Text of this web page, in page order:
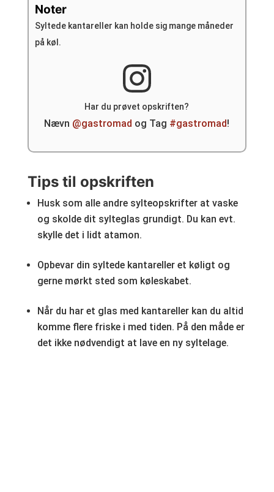
Noter
Syltede kantareller kan holde sig mange måneder
på køl.
Har du prøvet opskriften?
Nævn @gastromad og Tag #gastromad!
Tips til opskriften
Husk som alle andre sylteopskrifter at vaske
og skolde dit sylteglas grundigt. Du kan evt.
skylle det i lidt atamon.
Opbevar din syltede kantareller et køligt og
gerne mørkt sted som køleskabet.
Når du har et glas med kantareller kan du altid
komme flere friske i med tiden. På den måde er
det ikke nødvendigt at lave en ny syltelage.